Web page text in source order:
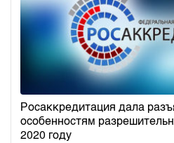
Росаккредитация дала
особенностям
2020 году